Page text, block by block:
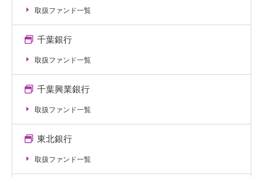
取扱ファンド一覧
千葉銀行
取扱ファンド一覧
千葉興業銀行
取扱ファンド一覧
東北銀行
取扱ファンド一覧